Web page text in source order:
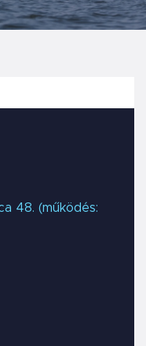
48. (működés: